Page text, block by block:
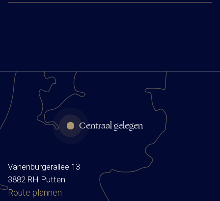
Centraal gelegen
Vanenburgerallee 13
3882 RH Putten
Route plannen